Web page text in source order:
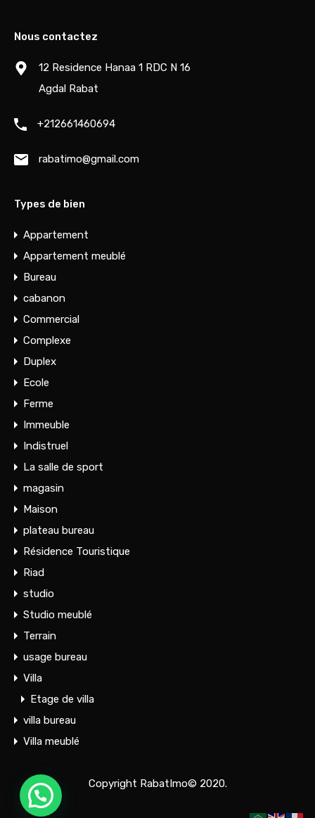
Nous contactez
12 Residence Hanaa 1 RDC N 16
Agdal Rabat
+212661460694
rabatimo@gmail.com
Types de bien
Appartement
Appartement meublé
Bureau
cabanon
Commercial
Complexe
Duplex
Ecole
Ferme
Immeuble
Indistruel
La salle de sport
magasin
Maison
plateau bureau
Résidence Touristique
Riad
studio
Studio meublé
Terrain
usage bureau
Villa
Etage de villa
villa bureau
Villa meublé
Copyright RabatImo© 2020.